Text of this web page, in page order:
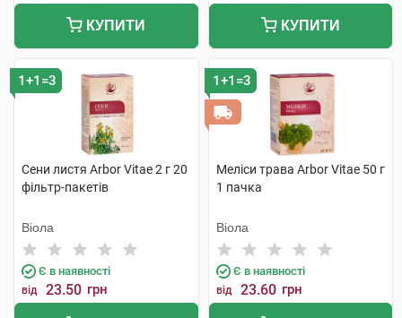
КУПИТИ КУПИТИ
1+1=3
Сени листя Arbor Vitae 2 г 20
фільтр-пакетів
Віола
Є в наявності
від 23.50 грн
1+1=3
Меліси трава Arbor Vitae 50 г
1 пачка
Віола
Є в наявності
від 23.60 грн